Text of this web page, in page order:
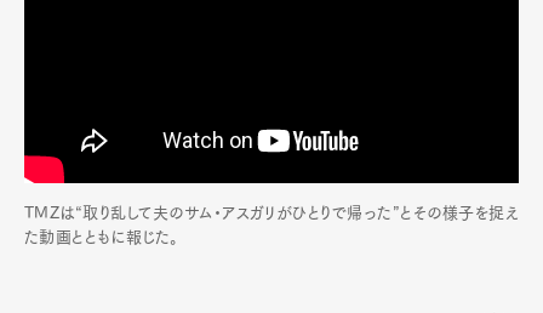
TMZは“取り乱して夫のサム・アスガリがひとりで帰った”とその様子を捉え
た動画とともに報じた。